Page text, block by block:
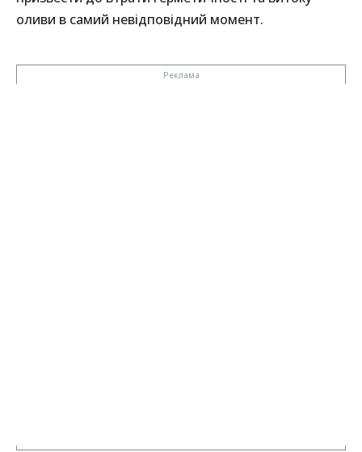
оливи в самий невідповідний момент.